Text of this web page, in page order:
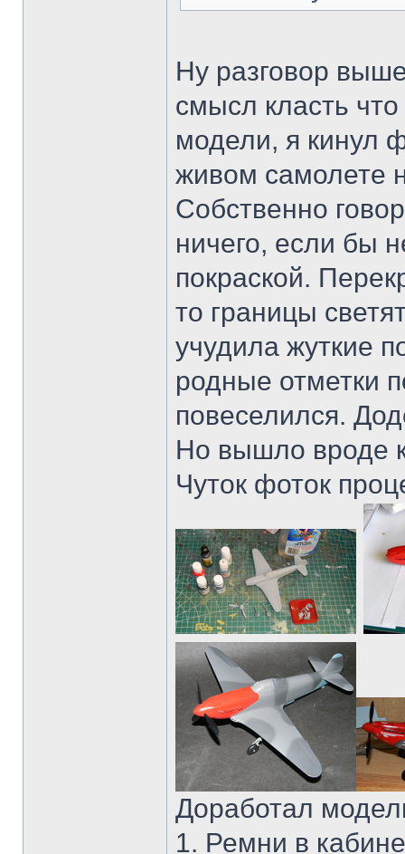
Ну разговор
смысл класть что
модели, я кинул
живом самолете
Собственно
ничего, если бы
покраской.
то границы
учудила жуткие
родные отметки
повеселился.
Но вышло вроде
Чуток фоток
Доработал
1. Ремни в кабине